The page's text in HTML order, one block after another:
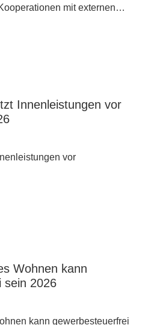
mit externen…
Innenleistungen vor
vor
Wohnen kann
sein 2026
kann gewerbesteuerfrei